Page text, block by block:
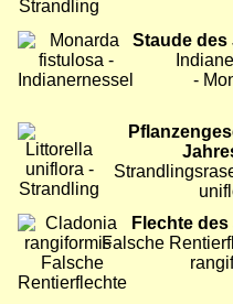
Bild
Staude des
-
Bild
Bild
Flechte
Falsche